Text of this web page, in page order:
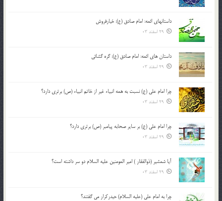
داستانهای ائمه: امام صادق (ع): خیارفروش
29 اسفند 03
داستان های ائمه: امام صادق (ع): گره گشائی
29 اسفند 03
چرا امام علی (ع) نسبت به همه انبیاء غیر از خاتم انبیاء (ص) برتری دارد؟
29 اسفند 03
چرا امام علی (ع) بر سایر صحابه پیامبر (ص) برتری دارد؟
29 اسفند 03
آیا شمشیر (ذوالفقار ) امیر المومنین علیه السلام دو سر داشته است؟
29 اسفند 03
چرا به امام علی (علیه السلام) حیدرکرار می گفتند؟